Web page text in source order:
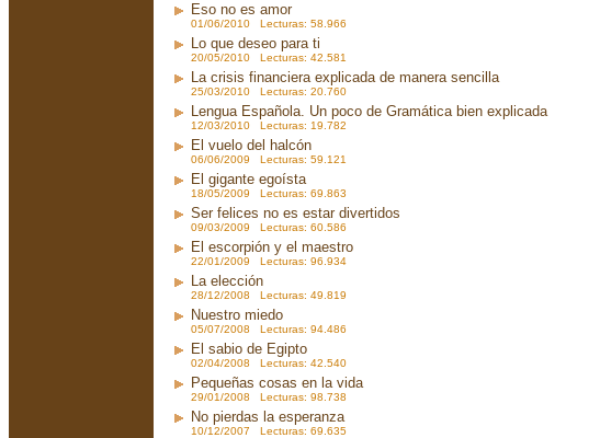
Eso no es amor
01/06/2010 Lecturas: 58.966
Lo que deseo para ti
20/05/2010 Lecturas: 42.581
La crisis financiera explicada de manera sencilla
25/03/2010 Lecturas: 20.760
Lengua Española. Un poco de Gramática bien explicada
12/03/2010 Lecturas: 19.782
El vuelo del halcón
06/06/2009 Lecturas: 59.121
El gigante egoísta
18/05/2009 Lecturas: 69.863
Ser felices no es estar divertidos
09/03/2009 Lecturas: 60.586
El escorpión y el maestro
22/01/2009 Lecturas: 96.934
La elección
28/12/2008 Lecturas: 49.819
Nuestro miedo
05/07/2008 Lecturas: 94.486
El sabio de Egipto
02/04/2008 Lecturas: 42.540
Pequeñas cosas en la vida
29/01/2008 Lecturas: 98.738
No pierdas la esperanza
10/12/2007 Lecturas: 69.635